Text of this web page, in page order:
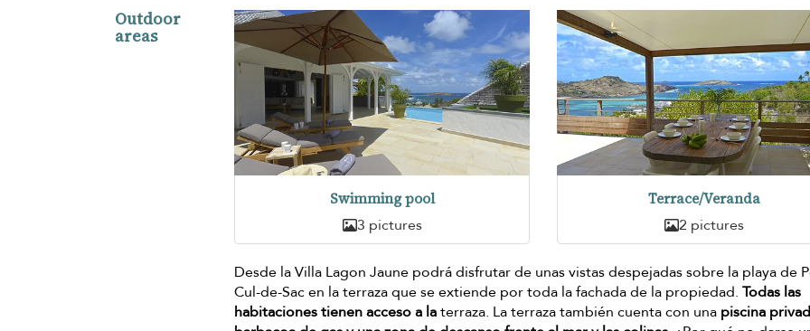
Outdoor
areas
Swimming pool
3 pictures
Terrace/Veranda
2 pictures
Desde la Villa Lagon Jaune podrá disfrutar de unas vistas despejadas sobre la playa de
Cul-de-Sac en la terraza que se extiende por toda la fachada de la propiedad.Todas las
habitaciones tienen acceso a laterraza. La terraza también cuenta con una piscina